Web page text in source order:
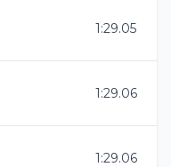
1:29.05
1:29.06
1:29.06